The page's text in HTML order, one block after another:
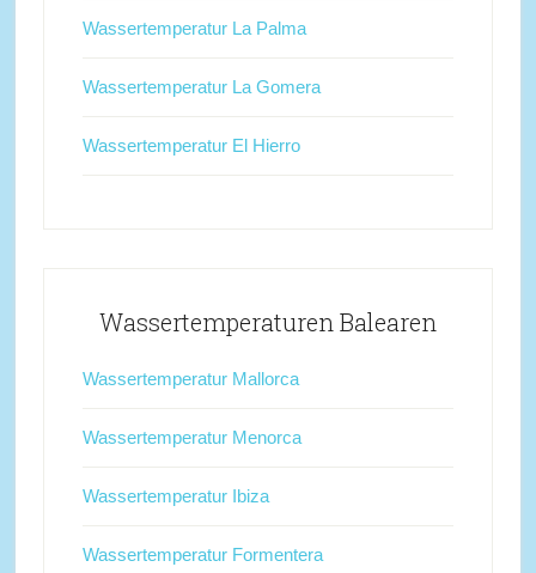
Wassertemperatur La Palma
Wassertemperatur La Gomera
Wassertemperatur El Hierro
Wassertemperaturen Balearen
Wassertemperatur Mallorca
Wassertemperatur Menorca
Wassertemperatur Ibiza
Wassertemperatur Formentera